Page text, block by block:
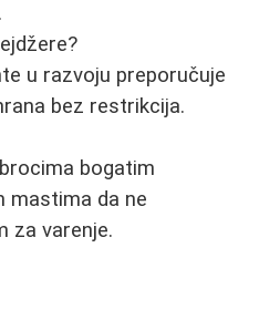
u razvoju preporučuje
bez restrikcija.
bogatim
mastima da ne
za varenje.